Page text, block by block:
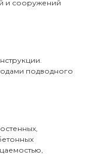
и сооружений
подводного